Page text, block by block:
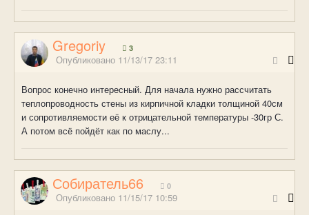
Gregoriy 3
Опубликовано 11/13/17 23:11
Вопрос конечно интересный. Для начала нужно рассчитать
теплопроводность стены из кирпичной кладки толщиной 40см
и сопротивляемости её к отрицательной температуры -30гр С.
А потом всё пойдёт как по маслу...
Собиратель66 0
Опубликовано 11/15/17 10:59